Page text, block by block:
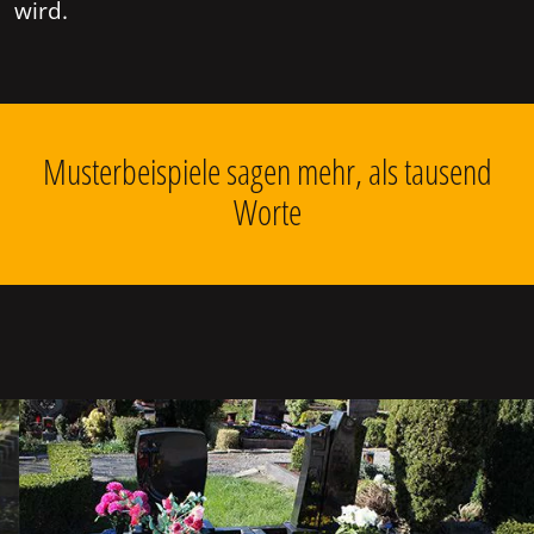
wird.
Musterbeispiele sagen mehr, als tausend
Worte